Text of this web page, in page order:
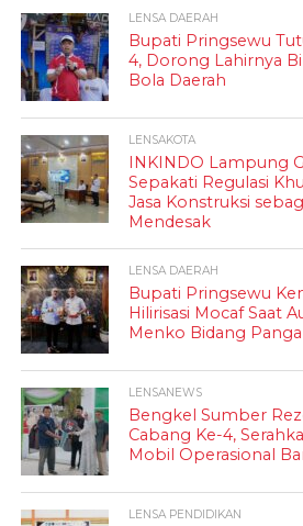
LENSA DAERAH
Bupati Pringsewu
4, Dorong Lahirnya
Bola Daerah
LENSAKOTA
INKINDO Lampung
Sepakati Regulasi
Jasa Konstruksi
Mendesak
LENSA DAERAH
Bupati Pringsewu
Hilirisasi Mocaf Saat
Menko Bidang
LENSANEWS
Bengkel Sumber
Cabang Ke-4,
Mobil Operasional
LENSA PENDIDIKAN